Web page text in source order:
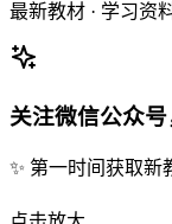
最新教材 · 学习资
关注微信公众
✨ 第一时间获取新